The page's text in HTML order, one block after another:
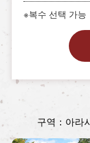
※복수 선택 가능
구역：아라